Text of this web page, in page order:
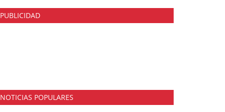
PUBLICIDAD
NOTICIAS POPULARES